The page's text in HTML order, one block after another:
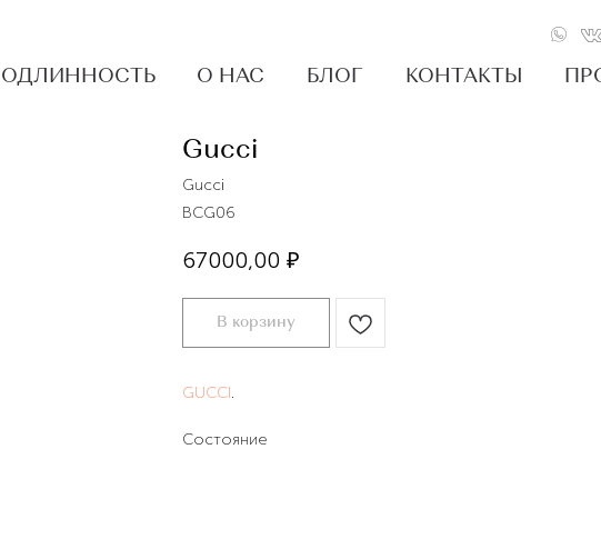
КОНТАКТЫ
БЛОГ
О НАС
Gucci
Gucci
BCG06
67000,00 ₽
В корзину
GUCCI.
Состояние